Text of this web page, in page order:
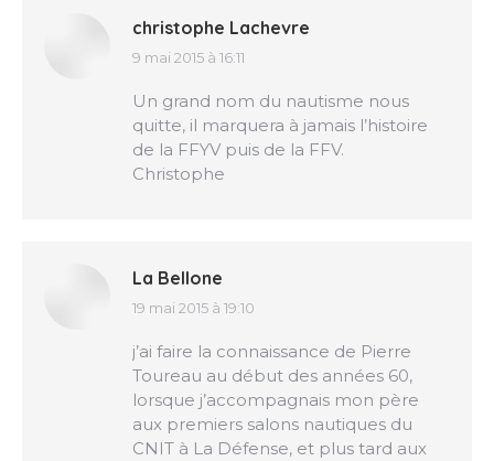
christophe Lachevre
dit
9 mai 2015 à 16:11
Un grand nom du nautisme nous
quitte, il marquera à jamais l’histoire
de la FFYV puis de la FFV.
Christophe
La Bellone
dit
19 mai 2015 à 19:10
j’ai faire la connaissance de Pierre
Toureau au début des années 60,
lorsque j’accompagnais mon père
aux premiers salons nautiques du
CNIT à La Défense, et plus tard aux